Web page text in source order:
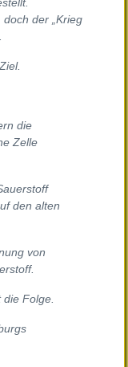
der „Krieg
die
Zelle
den alten
von
die Folge.